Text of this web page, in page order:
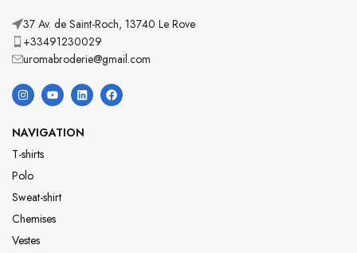
37 Av. de Saint-Roch, 13740 Le Rove
+33491230029
uromabroderie@gmail.com
NAVIGATION
T-shirts
Polo
Sweat-shirt
Chemises
Vestes